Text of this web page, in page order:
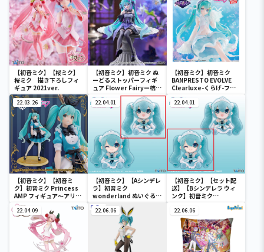
【初音ミク】【桜ミク】
桜ミク 描き下ろしフィ
ギュア 2021ver.
【初音ミク】初音ミク ぬ
ーどるストッパーフィギ
ュア Flower Fairyー桔梗
ー
【初音ミク】初音ミク
BANPRESTO EVOLVE
Clearluxe-くらげ-フィ
ギュア
22.03.26
【初音ミク】【初音ミ
ク】初音ミク Princess
AMP フィギュア～アリス
ver.～
22.04.01
【初音ミク】【Aシンデレ
ラ】初音ミク
wonderland ぬいぐるみ
22.04.01
【初音ミク】【セット配
送】【Bシンデレラ ウィ
ンク】初音ミク
wonderland ぬいぐるみ
vol.4
22.04.09 22.06.06 22.06.06